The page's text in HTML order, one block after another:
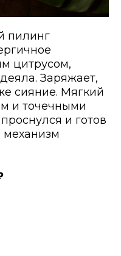
пилинг
цитрусом,
Заряжает,
сияние. Мягкий
и точечными
и готов
механизм